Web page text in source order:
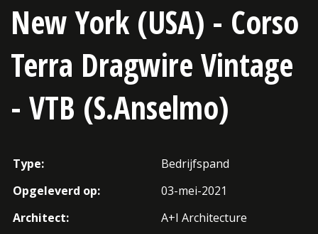
New York (USA) - Corso
Terra Dragwire Vintage
- VTB (S.Anselmo)
Type:
Bedrijfspand
Opgeleverd op:
03-mei-2021
Architect:
A+I Architecture